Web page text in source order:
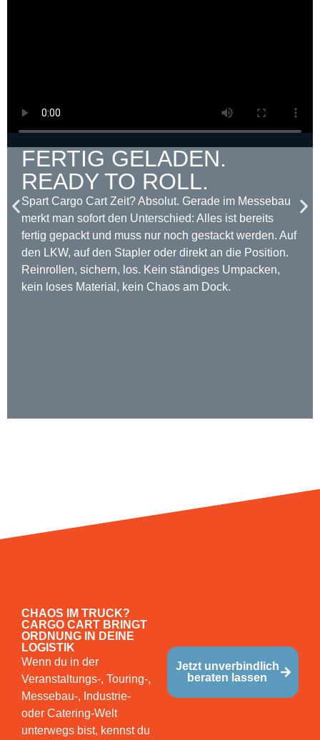
FERTIG GELADEN.
READY TO ROLL.
Spart Cargo Cart Zeit? Absolut. Gerade im Messebau
merkt man sofort den Unterschied: Alles ist bereits
fertig gepackt und muss nur noch gestackt werden. Auf
den LKW, auf den Stapler oder direkt an die Position.
Reinrollen, sichern, los. Kein ständiges Umpacken,
kein loses Material, kein Chaos am Dock.
CHAOS IM TRUCK?
CARGO CART BRINGT
ORDNUNG IN DEINE
LOGISTIK
Wenn du in der
Veranstaltungs-, Touring-,
Messebau-, Industrie-
oder Catering-Welt
unterwegs bist, kennst du
Jetzt unverbindlich
beraten lassen